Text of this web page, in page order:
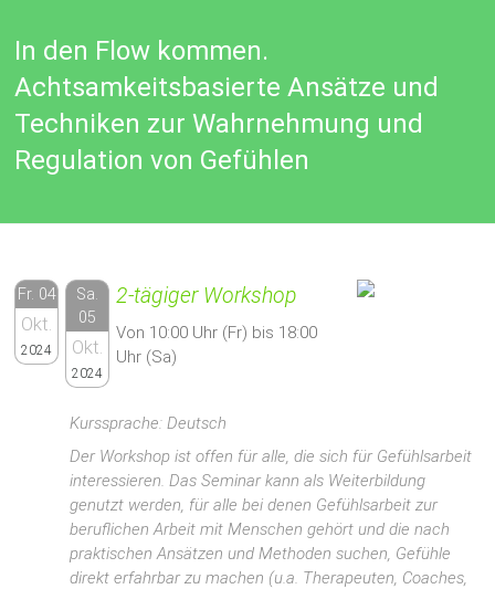
In den Flow kommen.
Achtsamkeitsbasierte Ansätze und
Techniken zur Wahrnehmung und
Regulation von Gefühlen
Fr. 04
Okt.
2024
Sa.
05
Okt.
2024
2-tägiger Workshop
Von 10:00 Uhr (Fr) bis 18:00
Uhr (Sa)
Kurssprache: Deutsch
Der Workshop ist offen für alle, die sich für Gefühlsarbeit
interessieren. Das Seminar kann als Weiterbildung
genutzt werden, für alle bei denen Gefühlsarbeit zur
beruflichen Arbeit mit Menschen gehört und die nach
praktischen Ansätzen und Methoden suchen, Gefühle
direkt erfahrbar zu machen (u.a. Therapeuten, Coaches,